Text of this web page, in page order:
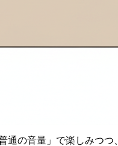
通の音量」で楽しみつ